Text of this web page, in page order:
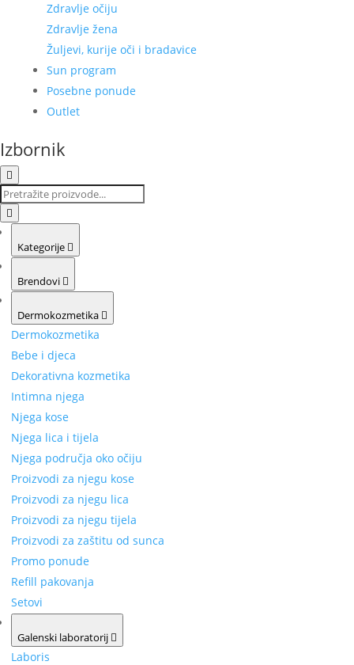
Zdravlje očiju
Zdravlje žena
Žuljevi, kurije oči i bradavice
Sun program
Posebne ponude
Outlet
Izbornik
Kategorije
Brendovi
Dermokozmetika
Dermokozmetika
Bebe i djeca
Dekorativna kozmetika
Intimna njega
Njega kose
Njega lica i tijela
Njega područja oko očiju
Proizvodi za njegu kose
Proizvodi za njegu lica
Proizvodi za njegu tijela
Proizvodi za zaštitu od sunca
Promo ponude
Refill pakovanja
Setovi
Galenski laboratorij
Laboris